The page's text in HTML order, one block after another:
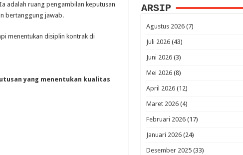
adalah ruang pengambilan keputusan
bertanggung jawab.
menentukan disiplin kontrak di
yang menentukan kualitas
ARSIP
Agustus 2026(7)
Juli 2026(43)
Juni 2026(3)
Mei 2026(8)
April 2026(12)
Maret 2026(4)
Februari 2026(17)
Januari 2026(24)
Desember 2025(33)